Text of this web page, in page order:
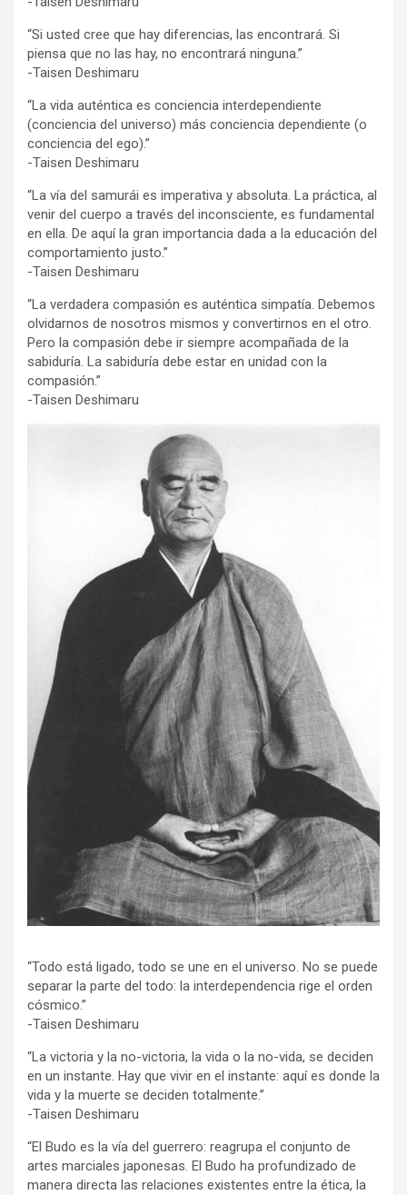
“Si usted cree que hay diferencias, las encontrará. Si
piensa que no las hay, no encontrará ninguna.”
-Taisen Deshimaru
“La vida auténtica es conciencia interdependiente
(conciencia del universo) más conciencia dependiente (o
conciencia del ego).”
-Taisen Deshimaru
“La vía del samurái es imperativa y absoluta. La práctica, al
venir del cuerpo a través del inconsciente, es fundamental
en ella. De aquí la gran importancia dada a la educación del
comportamiento justo.”
-Taisen Deshimaru
“La verdadera compasión es auténtica simpatía. Debemos
olvidarnos de nosotros mismos y convertirnos en el otro.
Pero la compasión debe ir siempre acompañada de la
sabiduría. La sabiduría debe estar en unidad con la
compasión.”
-Taisen Deshimaru
“Todo está ligado, todo se une en el universo. No se puede
separar la parte del todo: la interdependencia rige el orden
cósmico.”
-Taisen Deshimaru
“La victoria y la no-victoria, la vida o la no-vida, se deciden
en un instante. Hay que vivir en el instante: aquí es donde la
vida y la muerte se deciden totalmente.”
-Taisen Deshimaru
“El Budo es la vía del guerrero: reagrupa el conjunto de
artes marciales japonesas. El Budo ha profundizado de
manera directa las relaciones existentes entre la ética, la